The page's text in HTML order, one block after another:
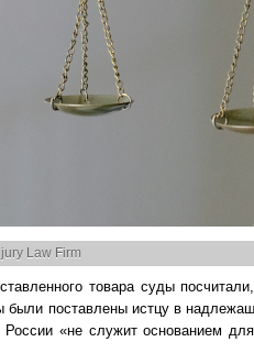
Law Firm
товара суды
поставлены истцу в
«не служит основанием